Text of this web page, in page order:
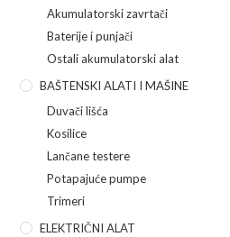
Akumulatorski zavrtači
Baterije i punjači
Ostali akumulatorski alat
BAŠTENSKI ALATI I MAŠINE
Duvači lišća
Kosilice
Lančane testere
Potapajuće pumpe
Trimeri
ELEKTRIČNI ALAT